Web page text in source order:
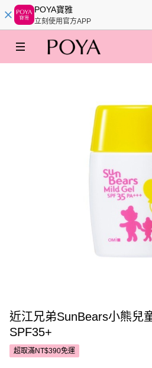
POYA寶雅
立刻使用官方APP
近江兄弟SunBears小熊兒
SPF35+
超取滿NT$390免運